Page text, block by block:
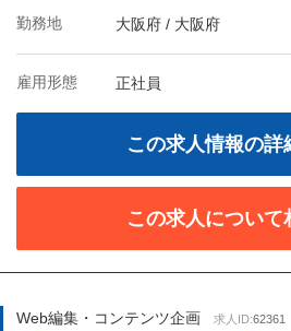
勤務地 大阪府 / 大阪府
雇用形態 正社員
この求人情報の詳
この求人について
Web編集・コンテンツ企画 求人ID:62361